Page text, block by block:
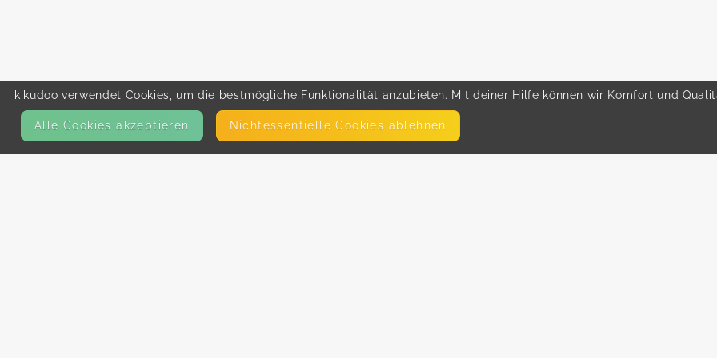
kikudoo verwendet Cookies, um die bestmögliche Funktionalität anzubieten. Mit deiner Hilfe können wir Komfort und
Alle Cookies akzeptieren Nicht­essentielle Cookies ablehnen